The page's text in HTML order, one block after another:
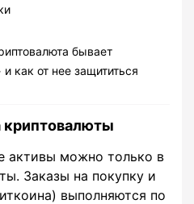
бывает
и как от нее защититься
активы можно только в
Заказы на покупку и
выполняются по